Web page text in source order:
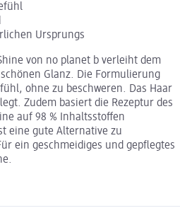
Ursprungs
von no planet b verleiht dem
Glanz. Die Formulierung
ohne zu beschweren. Das Haar
Zudem basiert die Rezeptur des
auf 98 % Inhaltsstoffen
eine gute Alternative zu
ein geschmeidiges und gepflegtes